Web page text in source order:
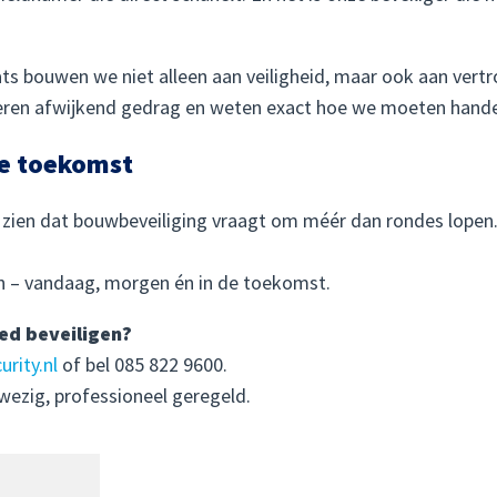
bouwen we niet alleen aan veiligheid, maar ook aan
afwijkend gedrag en weten exact hoe we moeten
toekomst
dat bouwbeveiliging vraagt om méér dan rondes
– vandaag, morgen én in de toekomst.
beveiligen?
of bel 085 822 9600.
professioneel geregeld.